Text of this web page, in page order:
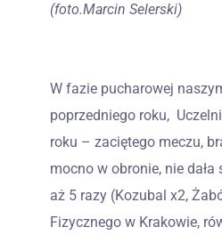
(foto.Marcin Selerski)
W fazie pucharowej
poprzedniego roku,
roku – zaciętego meczu,
mocno w obronie, nie
aż 5 razy (Kozubal x2,
Fizycznego w Krakowie,